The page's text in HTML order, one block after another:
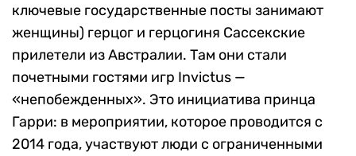
ключевые государственные посты занимают
женщины) герцог и герцогиня Сассекские
прилетели из Австралии. Там они стали
почетными гостями игр Invictus —
«непобежденных». Это инициатива принца
Гарри: в мероприятии, которое проводится с
2014 года, участвуют люди с ограниченными